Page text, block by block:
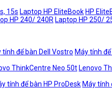
15s Laptop HP EliteBook HP
HP 240/ 240R Laptop HP 250/
tính để bàn Dell Vostro Máy tính
ThinkCentre Neo 50t Lenovo
tính để bàn HP ProDesk Máy tính